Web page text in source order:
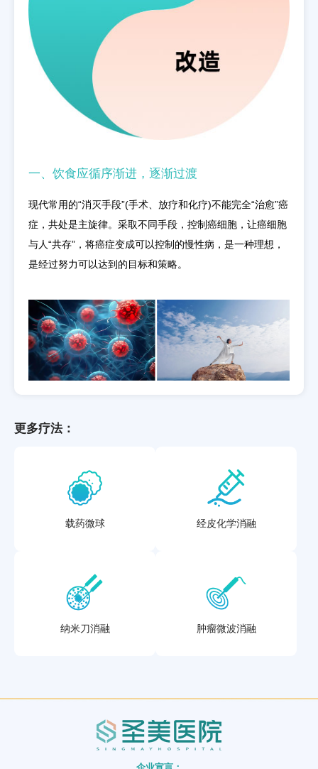
一、饮食应循序渐进，逐渐过渡
现代常用的“消灭手段”(手术、放疗和化疗)不能完全“治愈”癌
症，共处是主旋律。采取不同手段，控制癌细胞，让癌细胞
与人“共存”，将癌症变成可以控制的慢性病，是一种理想，
是经过努力可以达到的目标和策略。
更多疗法：
载药微球 经皮化学消融
纳米刀消融 肿瘤微波消融